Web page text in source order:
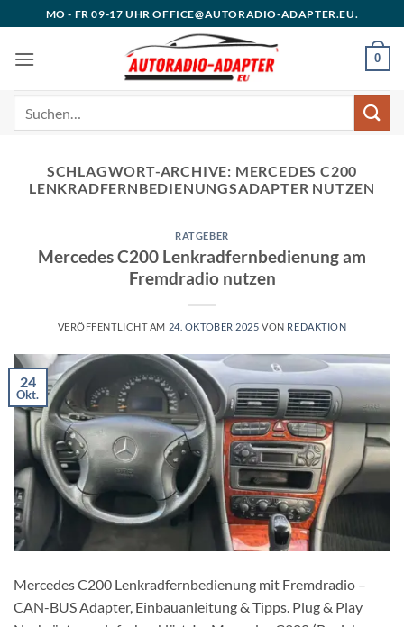
Inhalt
springen
MO - FR 09-17 UHR OFFICE@AUTORADIO-ADAPTER.EU.
0
SCHLAGWORT-ARCHIVE: MERCEDES C200
LENKRADFERNBEDIENUNGSADAPTER NUTZEN
RATGEBER
Mercedes C200 Lenkradfernbedienung am
Fremdradio nutzen
VERÖFFENTLICHT AM 24. OKTOBER 2025 VON REDAKTION
24
Okt.
Mercedes C200 Lenkradfernbedienung mit Fremdradio –
CAN-BUS Adapter, Einbauanleitung & Tipps. Plug & Play